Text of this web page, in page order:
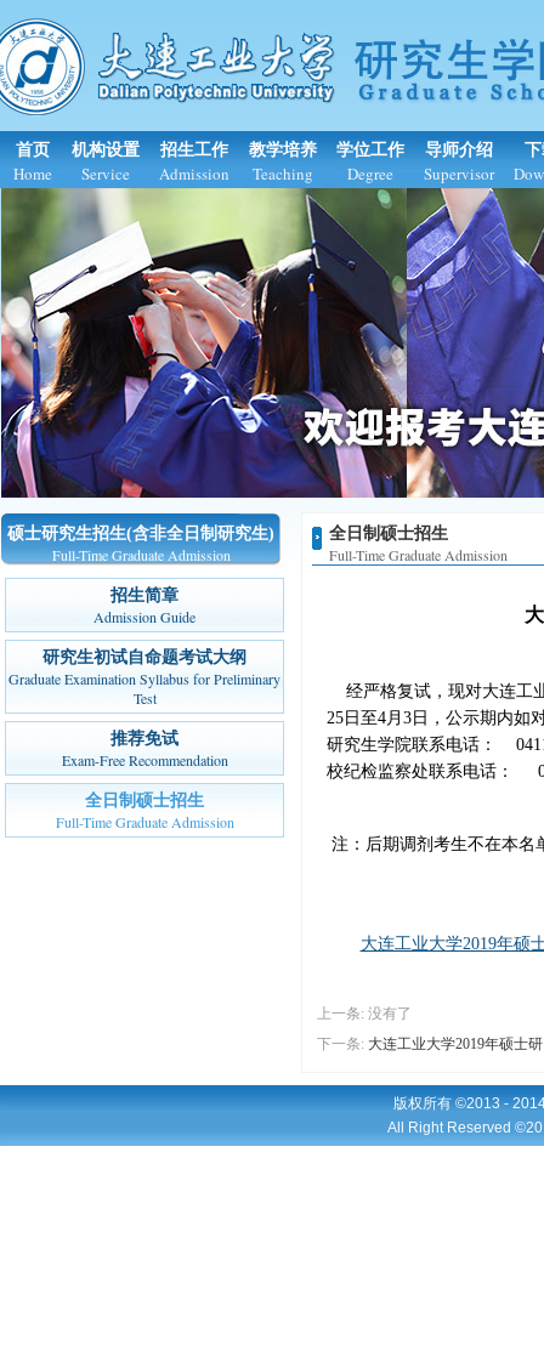
首页
Home
机构设置
Service
招生工作
Admission
教学培养
Teaching
学位工作
Degree
导师介绍
Supervisor
硕士研究生招生(含非全日制研究生)
Full-Time Graduate Admission
招生简章
Admission Guide
研究生初试自命题考试大纲
Graduate Examination Syllabus for Preliminary
Test
推荐免试
Exam-Free Recommendation
全日制硕士招生
Full-Time Graduate Admission
全日制硕士招生
Full-Time Graduate Admission
经严格复试，现对大连工
25日至4月3日，公示期内如
研究生学院联系电话：
校纪检监察处联系电话：
注：后期调剂考生不在本名
大连工业大学2019年硕
上一条: 没有了
下一条: 大连工业大学2019年硕士
版权所有 ©2013 -
All Right Reserved